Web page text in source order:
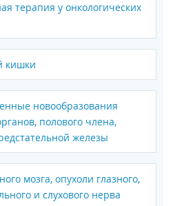
терапия у онкологических
кишки
новообразования
полового члена,
железы
мозга, опухоли глазного,
и слухового нерва